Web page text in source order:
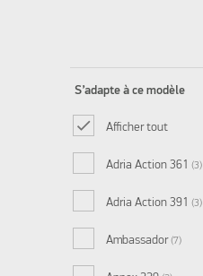
S’adapte à ce modèle
Afficher tout
Adria Action 361(3)
Adria Action 391(3)
Ambassador(7)